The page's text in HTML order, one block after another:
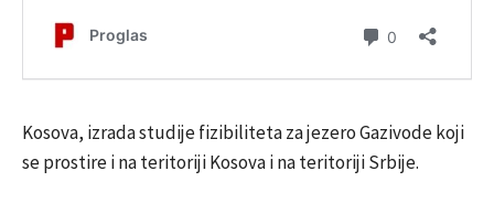
Kosova, izrada studije fizibiliteta za jezero Gazivode koji
se prostire i na teritoriji Kosova i na teritoriji Srbije.